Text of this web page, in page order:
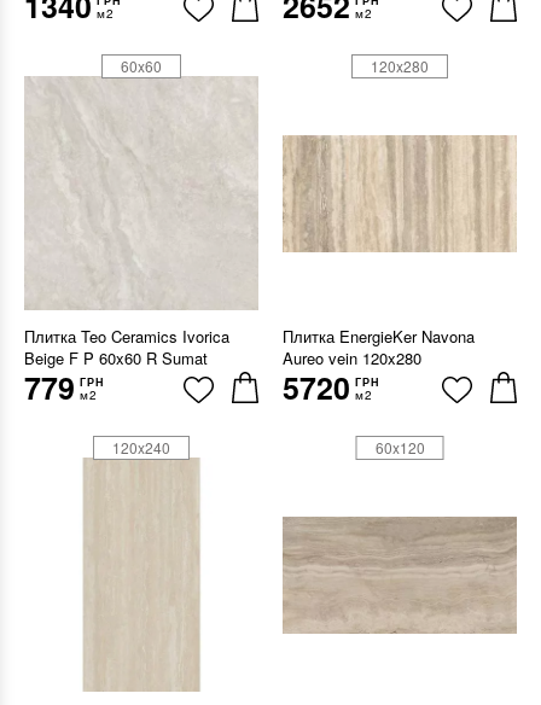
м2 м2
Плитка Teo Ceramics Ivorica
Beige F P 60x60 R Sumat
779 ГРН
м2
60x60
Плитка EnergieKer Navona
Aureo vein 120x280
5720 ГРН
м2
120x280
120x240 60x120